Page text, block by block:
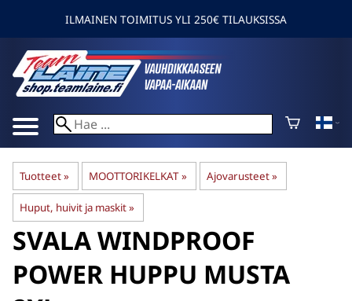
ILMAINEN TOIMITUS YLI 250€ TILAUKSISSA
Tuotteet‪» MOOTTORIKELKAT ‪» Ajovarusteet‪»
Huput, huivit ja maskit‪»
SVALAWINDPROOF
POWER HUPPU MUSTA